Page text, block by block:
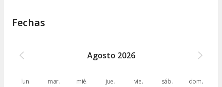
muy recomendable!!! Nos reimos un montón, al ser
varios de diferentes estilos creo que es más fácil que
Fechas
Agosto 2026
lun. mar. mié. jue. vie. sáb. dom.